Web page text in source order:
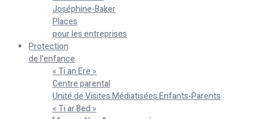
Joséphine-Baker
Places
pour les entreprises
Protection
de l’enfance
« Ti an Ere »
Centre parental
Unité de Visites Médiatisées Enfants-Parents
« Ti ar Bed »